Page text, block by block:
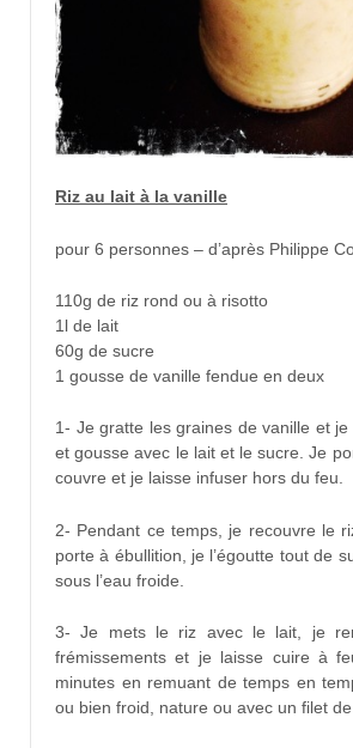
Riz au lait à la vanille
pour 6 personnes – d’après Philippe
110g de riz rond ou à risotto
1l de lait
60g de sucre
1 gousse de vanille fendue en deux
1- Je gratte les graines de vanille et
et gousse avec le lait et le sucre. Je
couvre et je laisse infuser hors du feu.
2- Pendant ce temps, je recouvre le
porte à ébullition, je l’égoutte tout de
sous l’eau froide.
3- Je mets le riz avec le lait, je
frémissements et je laisse cuire à
minutes en remuant de temps en
ou bien froid, nature ou avec un filet de